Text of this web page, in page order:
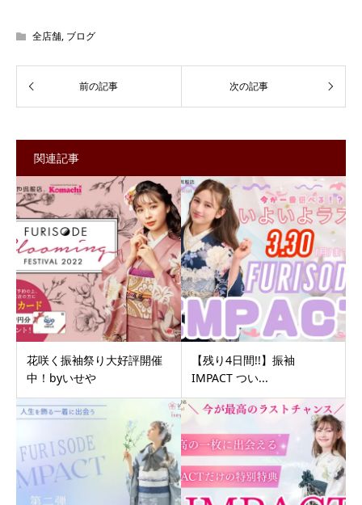
全店舗, ブログ
関連記事
花咲く振袖祭り大好評開催
中！byいせや
【残り4日間!!】振袖
IMPACT つい...